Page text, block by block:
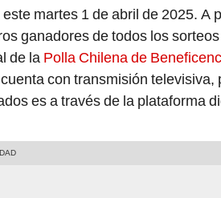
este martes 1 de abril de 2025. A
ganadores de todos los sorteos
de la Polla Chilena de
con transmisión televisiva,
es a través de la plataforma